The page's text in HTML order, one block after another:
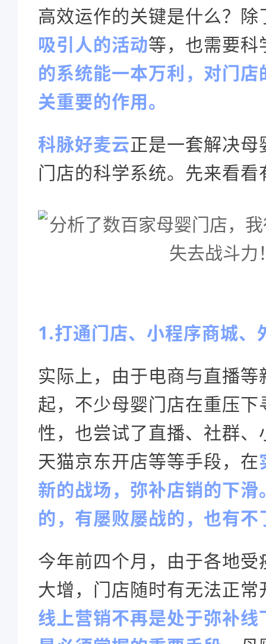
高效运作的关键是什么？除
吸引人的活动等，也需要科
的系统能一本万利，对门
关重要的作用。
科脉好麦云正是一套解决
门店的科学系统。先来看
1.打通门店、小程序商城、
实际上，由于电商与直播
起，不少母婴门店在重压
性，也尝试了直播、社群
天猫京东开店等等手段，在
新的战场，弥补店销的下滑
的，有屡败屡战的，也有不
今年前四个月，由于各地
大增，门店随时有无法正
线上营销不再是处于弥补